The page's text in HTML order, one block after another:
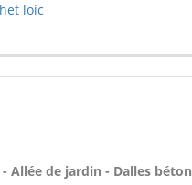
loic
Allée de jardin - Dalles